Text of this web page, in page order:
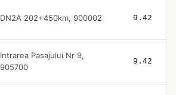
DN2A 202+450km, 900002 9.42
Intrarea Pasajului Nr 9,
905700
9.42